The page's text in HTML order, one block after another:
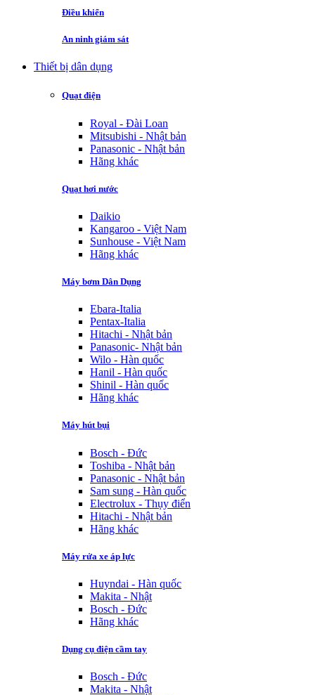
Điều khiển
An ninh giám sát
Thiết bị dân dụng
Quạt điện
Royal - Đài Loan
Mitsubishi - Nhật bản
Panasonic - Nhật bản
Hãng khác
Quạt hơi nước
Daikio
Kangaroo - Việt Nam
Sunhouse - Việt Nam
Hãng khác
Máy bơm Dân Dụng
Ebara-Italia
Pentax-Italia
Hitachi - Nhật bản
Panasonic- Nhật bản
Wilo - Hàn quốc
Hanil - Hàn quốc
Shinil - Hàn quốc
Hãng khác
Máy hút bụi
Bosch - Đức
Toshiba - Nhật bản
Panasonic - Nhật bản
Sam sung - Hàn quốc
Electrolux - Thụy điển
Hitachi - Nhật bản
Hãng khác
Máy rửa xe áp lực
Huyndai - Hàn quốc
Makita - Nhật
Bosch - Đức
Hãng khác
Dụng cụ điện cầm tay
Bosch - Đức
Makita - Nhật